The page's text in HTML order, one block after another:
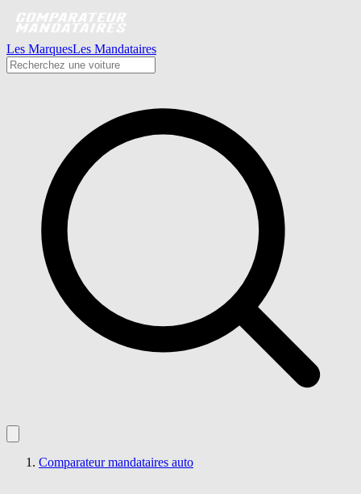
Les MarquesLes Mandataires
Comparateur mandataires auto